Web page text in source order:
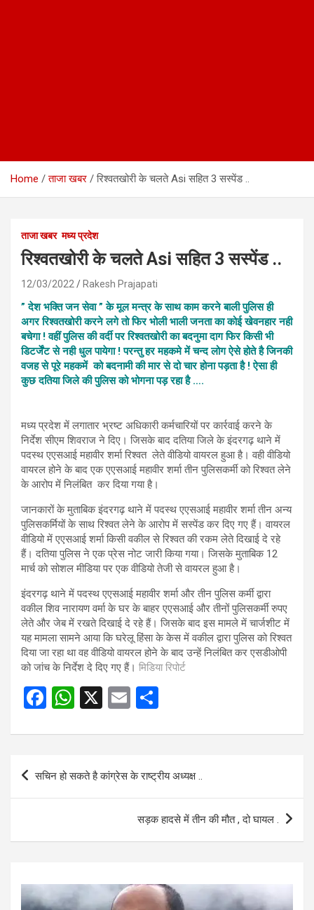
Home ताजा खबर रिश्वतखोरी के चलते Asi सहित 3 सस्पेंड ..
ताजा खबर मध्य प्रदेश
रिश्वतखोरी के चलते Asi सहित 3 सस्पेंड ..
12/03/2022 Rakesh Prajapati
” देश भक्ति जन सेवा ” के मूल मन्त्र के साथ काम करने बाली पुलिस ही
अगर रिश्वतखोरी करने लगे तो फिर भोली भाली जनता का कोई खेवनहार नही
बचेगा ! वहीं पुलिस की वर्दी पर रिश्वतखोरी का बदनुमा दाग फिर किसी भी
डिटर्जेंट से नही धुल पायेगा ! परन्तु हर महकमे में चन्द लोग ऐसे होते है जिनकी
वजह से पूरे महकमें को बदनामी की मार से दो चार होना पड़ता है ! ऐसा ही
कुछ दतिया जिले की पुलिस को भोगना पड़ रहा है ….
मध्य प्रदेश में लगातार भ्रष्ट अधिकारी कर्मचारियों पर कार्रवाई करने के
निर्देश सीएम शिवराज ने दिए। जिसके बाद दतिया जिले के इंदरगढ़ थाने में
पदस्थ एएसआई महावीर शर्मा रिश्वत लेते वीडियो वायरल हुआ है। वही वीडियो
वायरल होने के बाद एक एएसआई महावीर शर्मा तीन पुलिसकर्मी को रिश्वत लेने
के आरोप में निलंबित कर दिया गया है।
जानकारों के मुताबिक इंदरगढ़ थाने में पदस्थ एएसआई महावीर शर्मा तीन अन्य
पुलिसकर्मियों के साथ रिश्वत लेने के आरोप में सस्पेंड कर दिए गए हैं। वायरल
वीडियो में एएसआई शर्मा किसी वकील से रिश्वत की रकम लेते दिखाई दे रहे
हैं। दतिया पुलिस ने एक प्रेस नोट जारी किया गया। जिसके मुताबिक 12
मार्च को सोशल मीडिया पर एक वीडियो तेजी से वायरल हुआ है।
इंदरगढ़ थाने में पदस्थ एएसआई महावीर शर्मा और तीन पुलिस कर्मी द्वारा
वकील शिव नारायण वर्मा के घर के बाहर एएसआई और तीनों पुलिसकर्मी रुपए
लेते और जेब में रखते दिखाई दे रहे हैं। जिसके बाद इस मामले में चार्जशीट में
यह मामला सामने आया कि घरेलू हिंसा के केस में वकील द्वारा पुलिस को रिश्वत
दिया जा रहा था वह वीडियो वायरल होने के बाद उन्हें निलंबित कर एसडीओपी
को जांच के निर्देश दे दिए गए हैं। मिडिया रिपोर्ट
F
ce
b
o
W
at
A
X
E
ail ar
e
Post
navigation
सचिन हो सकते है कांग्रेस के राष्ट्रीय अध्यक्ष ..
सड़क हादसे में तीन की मौत , दो घायल .